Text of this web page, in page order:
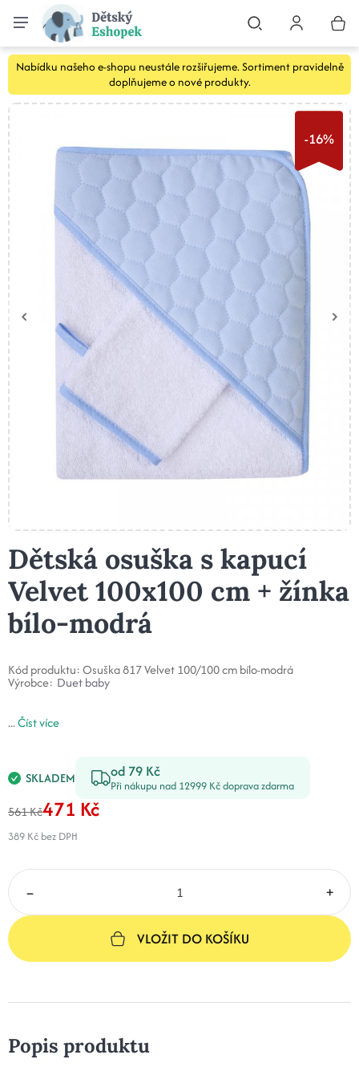
Nabídku našeho e-shopu neustále rozšiřujeme. Sortiment pravidelně
doplňujeme o nové produkty.
-16%
Dětská osuška s kapucí
Velvet 100x100 cm + žínka
bílo-modrá
Kód produktu:Osuška 817 Velvet 100/100 cm bílo-modrá
Výrobce: Duet baby
...Číst více
SKLADEM od 79 Kč
Při nákupu nad 12999 Kč doprava zdarma
561 Kč471 Kč
389 Kč bez DPH
– +
VLOŽIT DO KOŠÍKU
Popis produktu